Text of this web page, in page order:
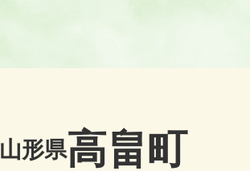
山形県高畠町